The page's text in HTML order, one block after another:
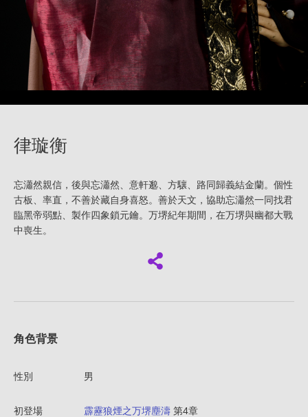
律璇衡
忘瀟然親信，後與忘瀟然、意軒邈、方驤、路同歸義結金蘭。個性
古板、率直，不善於藏自身喜怒。善於天文，協助忘瀟然一同找君
臨黑帝弱點、製作四象鎖元鑰。万堺紀年期間，在万堺與幽都大戰
中喪生。
角色背景
性別 男
初登場 霹靂狼煙之万堺塵濤 第4章